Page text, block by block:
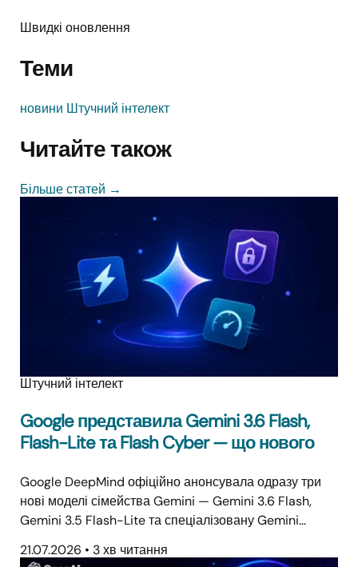
Швидкі оновлення
Теми
новини Штучний інтелект
Читайте також
Більше статей →
Штучний інтелект
Google представила Gemini 3.6 Flash,
Flash-Lite та Flash Cyber — що нового
Google DeepMind офіційно анонсувала одразу три
нові моделі сімейства Gemini — Gemini 3.6 Flash,
Gemini 3.5 Flash-Lite та спеціалізовану Gemini…
21.07.2026 • 3 хв читання